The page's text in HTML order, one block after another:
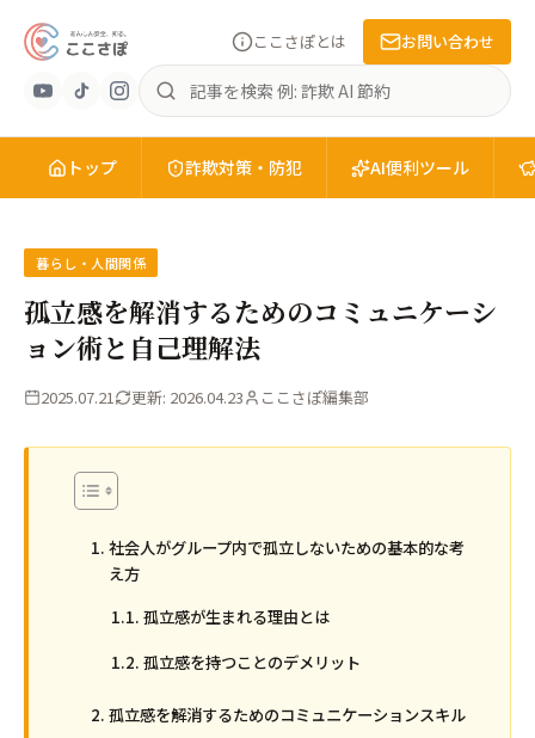
あ
ん
ん
全
知
る。
こ
こ
さ
ぽ
記
事
を
索
ここさぽとは お問い合わせ
トップ 詐欺対策・防犯 AI便利ツール
暮らし・人間関係
孤立感を解消するためのコミュニケーシ
ョン術と自己理解法
2025.07.21 更新: 2026.04.23 ここさぽ編集部
社会人がグループ内で孤立しないための基本的な考
え方
孤立感が生まれる理由とは
孤立感を持つことのデメリット
孤立感を解消するためのコミュニケーションスキル